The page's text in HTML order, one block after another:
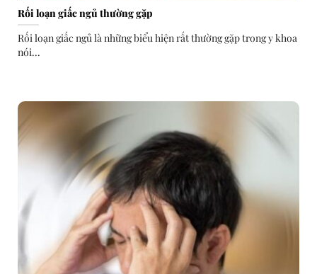
Rối loạn giấc ngủ thường gặp
Rối loạn giấc ngủ là những biểu hiện rất thường gặp trong y khoa
nói...